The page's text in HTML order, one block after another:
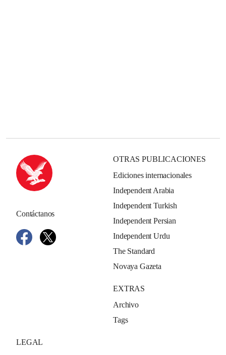
Contáctanos
OTRAS PUBLICACIONES
Ediciones internacionales
Independent Arabia
Independent Turkish
Independent Persian
Independent Urdu
The Standard
Novaya Gazeta
EXTRAS
Archivo
Tags
LEGAL